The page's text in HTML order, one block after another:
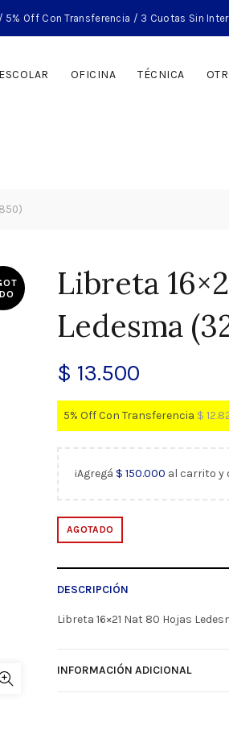
5% Off Con Transferencia / 3 Cuotas Sin
ESCOLAR OFICINA TÉCNICA
Libreta
Ledesma
$ 13.500
5% Off Con Transferencia $
¡Agregá $ 150.000 al carrito y
AGOTADO
DESCRIPCIÓN
Libreta 16×21 Nat 80 Hojas
INFORMACIÓN ADICIONAL